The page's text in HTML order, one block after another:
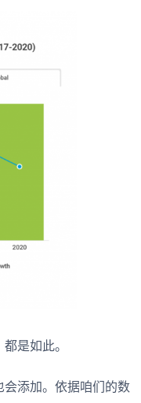
是如此。
添加。依据咱们的数